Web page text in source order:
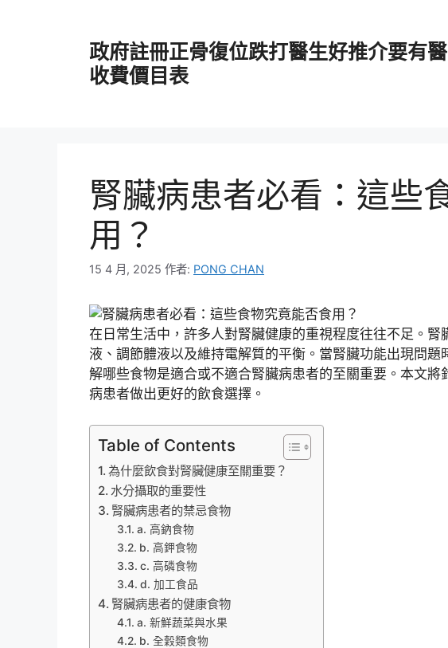
政府註冊正骨復位跌打醫生好推介要有
收費價目表
腎臟病患者必看：這些
用？
15 4 月, 2025 作者: PONG CHAN
在日常生活中，許多人對腎臟健康的重視程度往往不足。
液、調節體液以及維持電解質的平衡。當腎臟功能出現問
解哪些食物是適合或不適合腎臟病患者的至關重要。本文
病患者做出更好的飲食選擇。
Table of Contents
為什麼飲食對腎臟健康至關重要？
水分攝取的重要性
腎臟病患者的禁忌食物
a. 高鈉食物
b. 高鉀食物
c. 高磷食物
d. 加工食品
腎臟病患者的健康食物
a. 新鮮蔬菜與水果
b. 全穀類食物